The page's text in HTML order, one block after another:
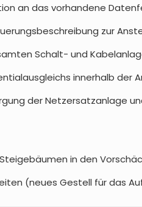
an das vorhandene
zur
Schalt- und
innerhalb der
der Netzersatzanlage
in den
(neues Gestell für das